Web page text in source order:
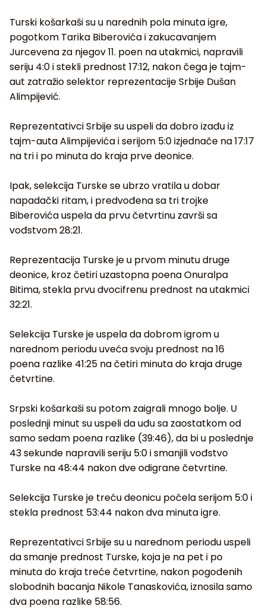
Turski košarkaši su u narednih pola minuta igre,
pogotkom Tarika Biberovića i zakucavanjem
Jurcevena za njegov 11. poen na utakmici, napravili
seriju 4:0 i stekli prednost 17:12, nakon čega je tajm-
aut zatražio selektor reprezentacije Srbije Dušan
Alimpijević.
Reprezentativci Srbije su uspeli da dobro izađu iz
tajm-auta Alimpijevića i serijom 5:0 izjednače na 17:17
na tri i po minuta do kraja prve deonice.
Ipak, selekcija Turske se ubrzo vratila u dobar
napadački ritam, i predvođena sa tri trojke
Biberovića uspela da prvu četvrtinu završi sa
vođstvom 28:21.
Reprezentacija Turske je u prvom minutu druge
deonice, kroz četiri uzastopna poena Onuralpa
Bitima, stekla prvu dvocifrenu prednost na utakmici
32:21.
Selekcija Turske je uspela da dobrom igrom u
narednom periodu uveća svoju prednost na 16
poena razlike 41:25 na četiri minuta do kraja druge
četvrtine.
Srpski košarkaši su potom zaigrali mnogo bolje. U
poslednji minut su uspeli da uđu sa zaostatkom od
samo sedam poena razlike (39:46), da bi u poslednje
43 sekunde napravili seriju 5:0 i smanjili vođstvo
Turske na 48:44 nakon dve odigrane četvrtine.
Selekcija Turske je treću deonicu počela serijom 5:0 i
stekla prednost 53:44 nakon dva minuta igre.
Reprezentativci Srbije su u narednom periodu uspeli
da smanje prednost Turske, koja je na pet i po
minuta do kraja treće četvrtine, nakon pogođenih
slobodnih bacanja Nikole Tanaskovića, iznosila samo
dva poena razlike 58:56.